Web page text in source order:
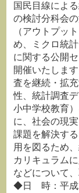
国民目線によ
の検討分科会
（アウトプッ
め、ミクロ統
に関する公開
開催いたしま
査を継続・拡
性、統計調査
小中学校教育
に、社会の現
課題を解決す
用を図るため
カリキュラム
などについて
◆日 時：平成